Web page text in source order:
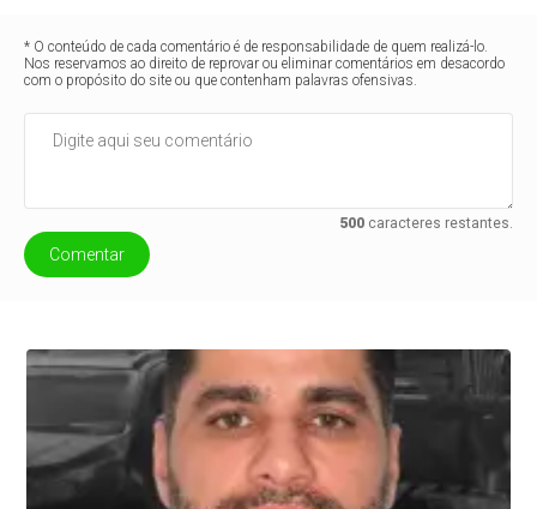
* O conteúdo de cada comentário é de responsabilidade de quem realizá-lo.
Nos reservamos ao direito de reprovar ou eliminar comentários em desacordo
com o propósito do site ou que contenham palavras ofensivas.
500caracteres restantes.
Comentar